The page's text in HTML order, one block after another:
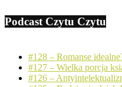
Podcast Czytu Czytu
#128 – Romanse
#127 – Wielka porcja
#126 –